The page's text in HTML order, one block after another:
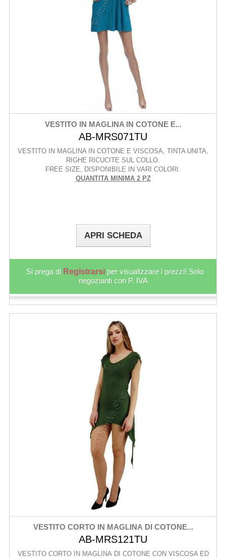
VESTITO IN MAGLINA IN COTONE E...
AB-MRS071TU
VESTITO IN MAGLINA IN COTONE E VISCOSA, TINTA UNITA,
RIGHE RICUCITE SUL COLLO.
FREE SIZE, DISPONIBILE IN VARI COLORI.
QUANTITA MINIMA 2 PZ
APRI SCHEDA
Si prega di Registrarsi per visualizzare i prezzi! Solo
negozianti con P. IVA
VESTITO CORTO IN MAGLINA DI COTONE...
AB-MRS121TU
VESTITO CORTO IN MAGLINA DI COTONE CON VISCOSA ED